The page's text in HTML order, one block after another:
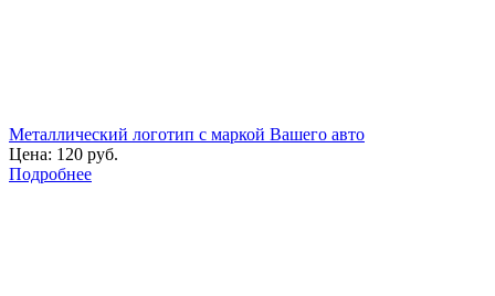
Металлический логотип с маркой Вашего авто
Цена: 120 руб.
Подробнее